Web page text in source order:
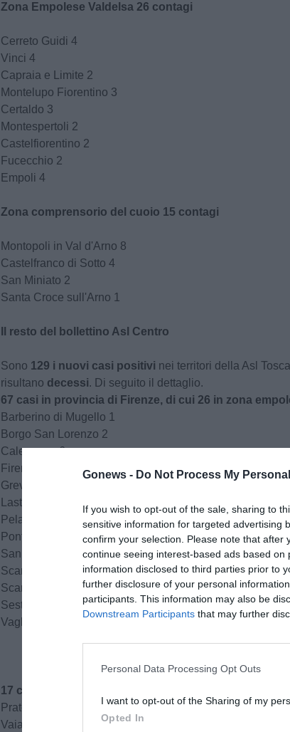
Gonews - Do Not Process My
If you wish to opt-out of the sale, sharing to
sensitive information for targeted advertising
confirm your selection. Please note that
continue seeing interest-based ads based
information disclosed to third parties prior to
further disclosure of your personal
participants. This information may also be
Downstream Participants that may further
Personal Data Processing Opt Outs
I want to opt-out of the Sharing of my
Opted In
Zona Empolese Valdelsa 26 contagi
Cerreto Guidi 4
Vinci 4
Capraia e Limite 2
Montelupo Fiorentino 3
Certaldo 3
Montespertoli 2
Castelfiorentino 2
Fucecchio 2
Empoli 4
Zona comprensorio del cuoio 15 contagi
Montopoli in Val d'Arno 8
Castelfranco di Sotto 4
San Miniato 2
Santa Croce sull'Arno 1
Il resto del bollettino Asl Centro
Sono 129 i nuovi casi positivi nei territori della Asl
risultano decessi. Di seguito il dettaglio.
67 casi in provincia di Firenze, di cui 26 in zona
Barberino di Mugello 1
Borgo San Lorenzo 2
Calenzano 6
Firenze 16
Greve 2
Lastra a Signa 1
Pelago 1
Pontassieve 1
San Casciano 4
Scandicci 1
Scarperia e San Piero 1
Sesto Fiorentino 4
Vaglia 1
17 casi in provincia di Prato
Prato 15
Vaiano 2